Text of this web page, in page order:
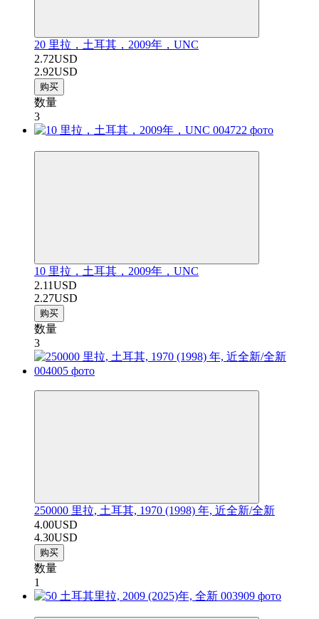
20 里拉，土耳其，2009年，UNC
2.72USD
2.92USD
购买
数量
3
10 里拉，土耳其，2009年，UNC
2.11USD
2.27USD
购买
数量
3
250000 里拉, 土耳其, 1970 (1998) 年, 近全新/全新
4.00USD
4.30USD
购买
数量
1